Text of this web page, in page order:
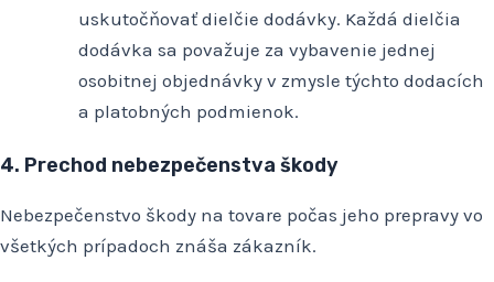
uskutočňovať dielčie dodávky. Každá dielčia
dodávka sa považuje za vybavenie jednej
osobitnej objednávky v zmysle týchto dodacích
a platobných podmienok.
4. Prechod nebezpečenstva škody
Nebezpečenstvo škody na tovare počas jeho prepravy vo
všetkých prípadoch znáša zákazník.